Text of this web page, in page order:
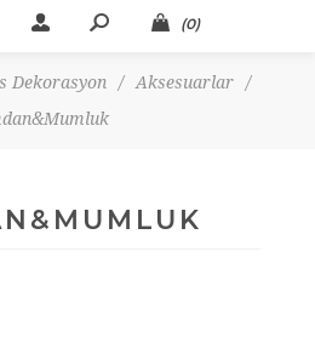
(0)
Dekorasyon / Aksesuarlar
/